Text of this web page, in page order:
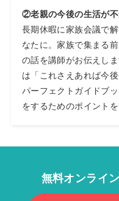
②老親の今後の生活が
長期休暇に家族会議で
なたに。家族で集まる
の話を講師がお伝えし
は「これさえあれば今
パーフェクトガイドブ
をするためのポイントを
無料オンライ